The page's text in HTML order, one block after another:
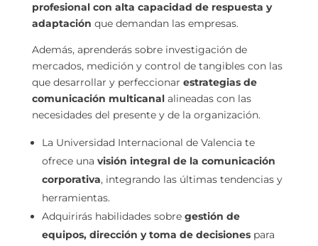
profesional con alta capacidad de respuesta y
adaptación que demandan las empresas.
Además, aprenderás sobre investigación de
mercados, medición y control de tangibles con las
que desarrollar y perfeccionar estrategias de
comunicación multicanal alineadas con las
necesidades del presente y de la organización.
La Universidad Internacional de Valencia te
ofrece una visión integral de la comunicación
corporativa, integrando las últimas tendencias y
herramientas.
Adquirirás habilidades sobre gestión de
equipos, dirección y toma de decisionespara